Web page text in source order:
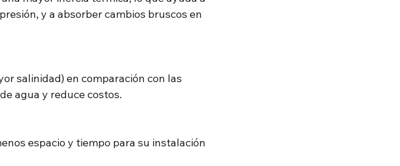
y a absorber cambios bruscos en
salinidad) en comparación con las
agua y reduce costos.
espacio y tiempo para su instalación